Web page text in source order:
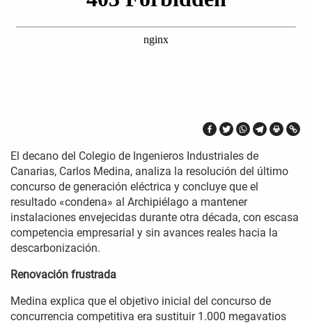
El decano del Colegio de Ingenieros Industriales de
Canarias, Carlos Medina, analiza la resolución del último
concurso de generación eléctrica y concluye que el
resultado «condena» al Archipiélago a mantener
instalaciones envejecidas durante otra década, con escasa
competencia empresarial y sin avances reales hacia la
descarbonización.
Renovación frustrada
Medina explica que el objetivo inicial del concurso de
concurrencia competitiva era sustituir 1.000 megavatios